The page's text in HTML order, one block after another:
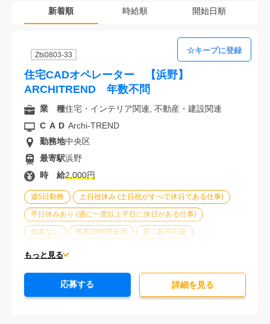
0120-960-379 横 浜 0120-978-186
新着順 時給順 開始日順
Zts0803-33
住宅CADオペレーター 【浜野】
ARCHITREND 年数不問
週5日勤務 土日祝休み (土日祝がすべて休日である仕事)
平日休みあり (週に一度以上平日に休日がある仕事)
残業なし 残業20時間未満 第二新卒応援
エルダー(40歳以上)応援
30代活躍中 派遣スタッフ活躍中 経験必須 大量募集
もっと見る
業 種住宅・インテリア関連, 不動産・建設関連
CAD Archi-TREND
勤務地中央区
最寄駅浜野
時 給2,000円
応募する 詳細を⾒る